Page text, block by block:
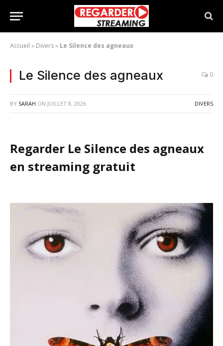
Accueil » Divers» Le Silence des agneaux
Le Silence des agneaux 0
BY SARAH ON JUILLET 8, 2026 DIVERS
Regarder Le Silence des agneaux
en streaming gratuit